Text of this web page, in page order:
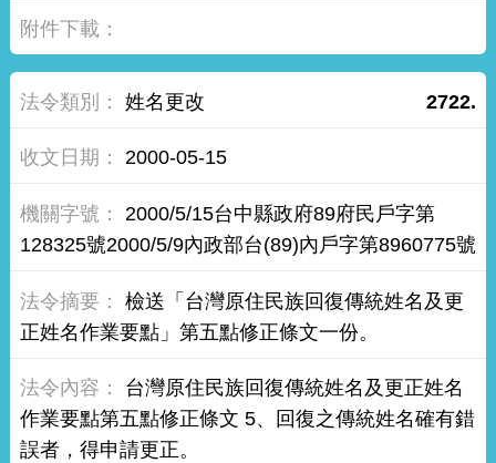
2722.
姓名更改
2000-05-15
2000/5/15台中縣政府89府民戶字第
128325號2000/5/9內政部台(89)內戶字第8960775號
檢送「台灣原住民族回復傳統姓名及更
正姓名作業要點」第五點修正條文一份。
台灣原住民族回復傳統姓名及更正姓名
作業要點第五點修正條文 5、回復之傳統姓名確有錯
誤者，得申請更正。